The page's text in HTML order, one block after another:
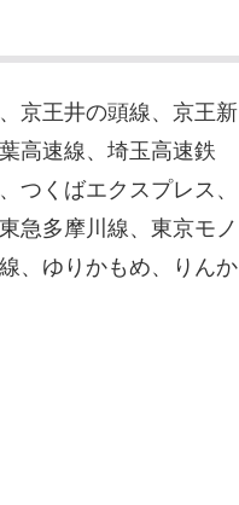
京王井の頭線、京王新
高速線、埼玉高速鉄
つくばエクスプレス、
急多摩川線、東京モノ
、ゆりかもめ、りんか